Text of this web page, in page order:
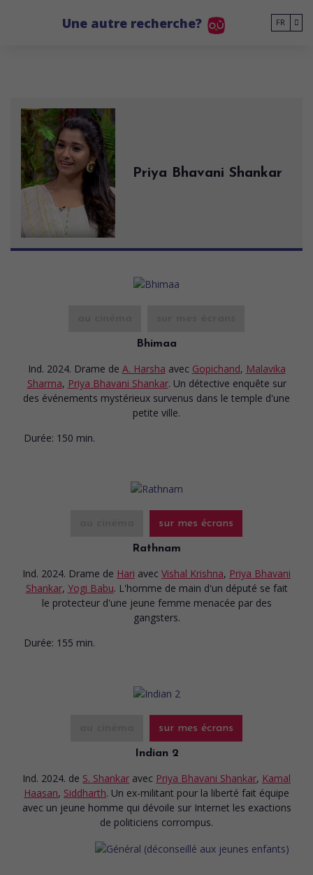
Une autre recherche? FR
Priya Bhavani Shankar
Bhimaa
Ind. 2024. Drame de A. Harsha avec Gopichand, Malavika
Sharma, Priya Bhavani Shankar. Un détective enquête sur
des événements mystérieux survenus dans le temple d'une
petite ville.
Durée: 150 min.
sur mes écrans
Rathnam
Ind. 2024. Drame de Hari avec Vishal Krishna, Priya Bhavani
Shankar, Yogi Babu. L'homme de main d'un député se fait
le protecteur d'une jeune femme menacée par des
gangsters.
Durée: 155 min.
sur mes écrans
Indian 2
Ind. 2024. de S. Shankar avec Priya Bhavani Shankar, Kamal
Haasan, Siddharth. Un ex-militant pour la liberté fait équipe
avec un jeune homme qui dévoile sur Internet les exactions
de politiciens corrompus.